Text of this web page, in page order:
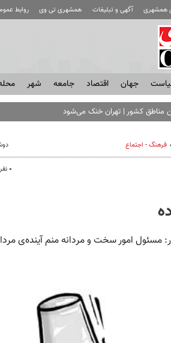
همشهری آگهی و تبلیغات همشهری تی وی روابط
جهان اقتصاد جامعه شهر
مناطق کشور | تهران خنک می‌شود
فرهنگ - اجتماع دوشنبه
۰ نفر
مسئول امور سخت و مردانه منم آینده‌ی